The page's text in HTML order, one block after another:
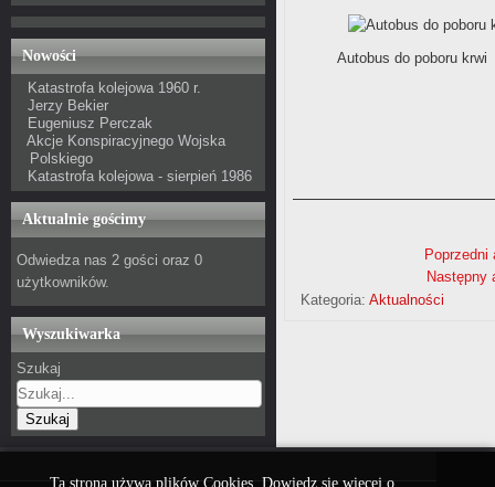
Nowości
Katastrofa kolejowa 1960 r.
Jerzy Bekier
Eugeniusz Perczak
Akcje Konspiracyjnego Wojska
Polskiego
Katastrofa kolejowa - sierpień 1986
Aktualnie gościmy
Odwiedza nas 2 gości oraz 0
użytkowników.
Wyszukiwarka
Szukaj
Szukaj
Autobus do poboru krwi
Poprzedni
Następny
Kategoria: Aktualności
Ta strona używa plików Cookies. Dowiedz się więcej o